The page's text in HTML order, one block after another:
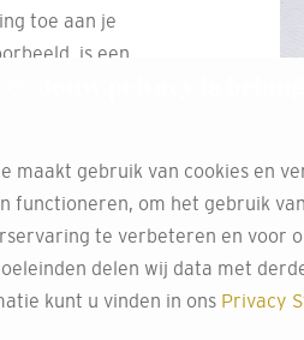
toe aan je
is een
waardoor het
en het feit dat
vaak
maakt gebruik van cookies en
functioneren, om het gebruik
te verbeteren en voor
delen wij data met
kunt u vinden in ons Privacy